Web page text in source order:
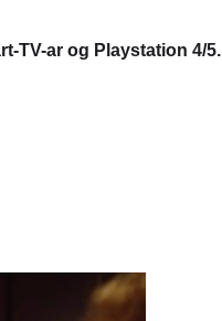
TV-ar og Playstation 4/5.